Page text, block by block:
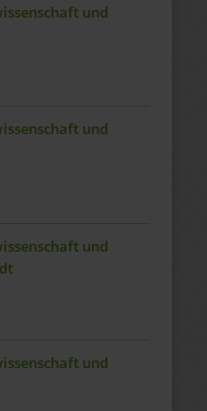
und
und
und
und